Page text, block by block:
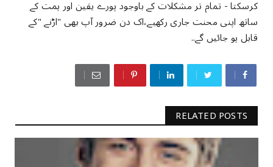
کرسکتا - تمام تر مشکلات کے باوجود پورے یقین اور ہمت کے
ساتھ اپنی محنت جاری رکھیے،اک دن ضرور آپ بھی "اڑنے "کے
قابل ہو جائیں گے..
RELATED POSTS